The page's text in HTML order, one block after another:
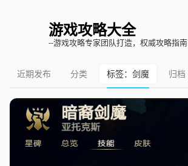
游戏攻略大全
--游戏攻略专家团队打造，权威攻略指南
近期发布 分类 标签：剑魔 归档